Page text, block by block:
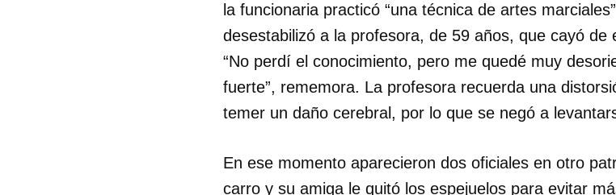
Para poder guardar como favorito, primero has
cuenta de 14ymedio.
INICIAR
la funcionaria practicó “una técnica de artes
desestabilizó a la profesora, de 59 años, que cayó de
“No perdí el conocimiento, pero me quedé muy
fuerte”, rememora. La profesora recuerda una
temer un daño cerebral, por lo que se negó a
En ese momento aparecieron dos oficiales en otro
carro y su amiga le quitó los espejuelos para evitar